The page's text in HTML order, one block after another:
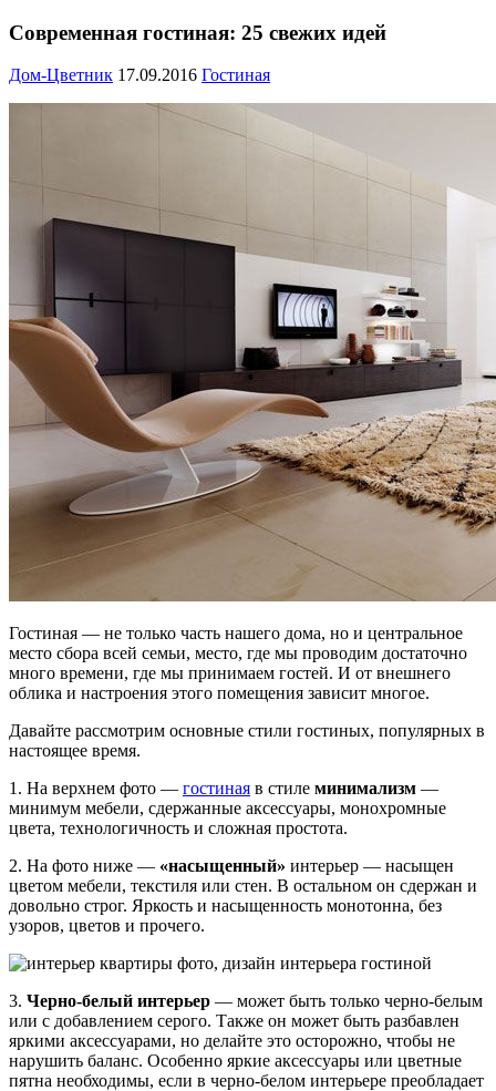
Современная гостиная: 25 свежих идей
Дом-Цветник 17.09.2016 Гостиная
Гостиная — не только часть нашего дома, но и центральное
место сбора всей семьи, место, где мы проводим достаточно
много времени, где мы принимаем гостей. И от внешнего
облика и настроения этого помещения зависит многое.
Давайте рассмотрим основные стили гостиных, популярных в
настоящее время.
1. На верхнем фото — гостиная в стиле минимализм —
минимум мебели, сдержанные аксессуары, монохромные
цвета, технологичность и сложная простота.
2. На фото ниже — «насыщенный» интерьер — насыщен
цветом мебели, текстиля или стен. В остальном он сдержан и
довольно строг. Яркость и насыщенность монотонна, без
узоров, цветов и прочего.
3. Черно-белый интерьер — может быть только черно-белым
или с добавлением серого. Также он может быть разбавлен
яркими аксессуарами, но делайте это осторожно, чтобы не
нарушить баланс. Особенно яркие аксессуары или цветные
пятна необходимы, если в черно-белом интерьере преобладает